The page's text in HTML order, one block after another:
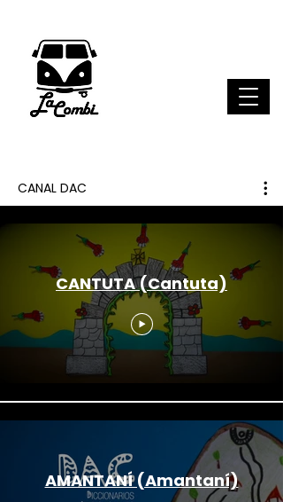
CANAL DAC
CANTUTA (Cantuta)
AMANTANÍ (Amantaní)